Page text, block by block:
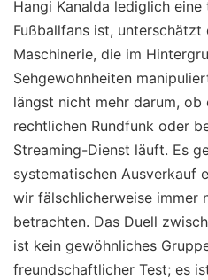
Hangi Kanalda lediglich
Fußballfans ist,
Maschinerie, die im
Sehgewohnheiten
längst nicht mehr darum,
rechtlichen Rundfunk oder
Streaming-Dienst läuft. Es
systematischen Ausverkauf
wir fälschlicherweise immer
betrachten. Das Duell
ist kein gewöhnliches
freundschaftlicher Test; es